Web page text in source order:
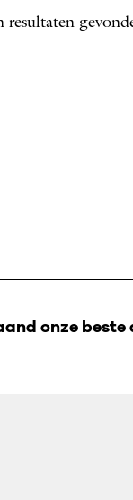
resultaten
onze